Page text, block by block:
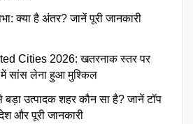
क्या है अंतर? जानें पूरी जानकारी
Cities 2026: खतरनाक स्तर पर
में सांस लेना हुआ मुश्किल
उत्पादक शहर कौन सा है? जानें टॉप
और पूरी जानकारी